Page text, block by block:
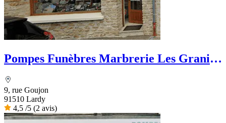
Pompes Funèbres Marbrerie Les Granits
9, rue Goujon
91510 Lardy
4,5 /5 (2 avis)